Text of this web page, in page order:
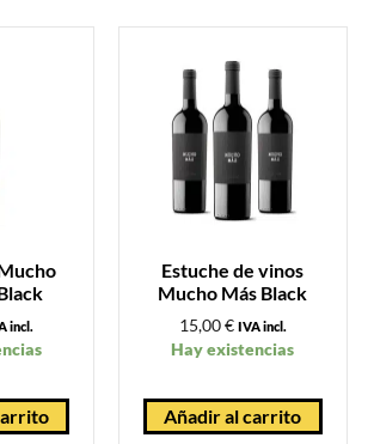
incl.
Estuche de vinos
Mucho Más Black
15,00€ IVA incl.
Hay existencias
Añadir al carrito